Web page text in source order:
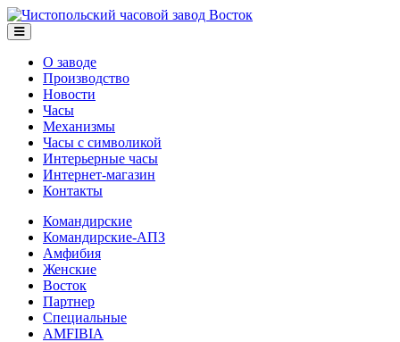
О заводе
Производство
Новости
Часы
Механизмы
Часы с символикой
Интерьерные часы
Интернет-магазин
Контакты
Командирские
Командирские-АПЗ
Амфибия
Женские
Восток
Партнер
Специальные
AMFIBIA